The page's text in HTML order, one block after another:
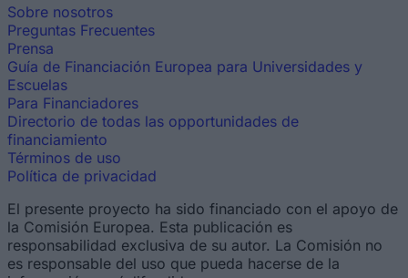
Sobre nosotros
Preguntas Frecuentes
Prensa
Guía de Financiación Europea para Universidades y
Escuelas
Para Financiadores
Directorio de todas las opportunidades de
financiamiento
Términos de uso
Política de privacidad
El presente proyecto ha sido financiado con el apoyo de
la Comisión Europea. Esta publicación es
responsabilidad exclusiva de su autor. La Comisión no
es responsable del uso que pueda hacerse de la